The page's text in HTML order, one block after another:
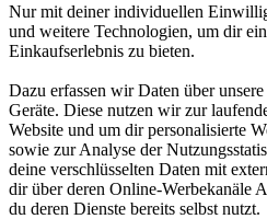
Nur mit deiner individuellen
und weitere Technologien, um dir
Einkaufserlebnis zu bieten.
Dazu erfassen wir Daten über
Geräte. Diese nutzen wir zur
Website und um dir personalisierte
sowie zur Analyse der
deine verschlüsselten Daten mit
dir über deren Online-Werbekanäle
du deren Dienste bereits selbst nutzt.